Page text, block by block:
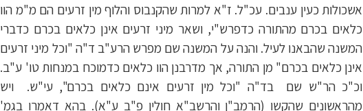
אשכולות כעין ענבים. עכ"ל. ז"א למרות שהקנבוס והלוף מין זרעים הם מ"מ הוו
כלאים בכרם מהתורה כדפרש"י, ושאר מיני זרעים אינן כלאים בכרם כדברי
המשנה שהבאנו לעיל. והנה על המשנה שם מפרש הרע"ב ד"ה "וכל מיני זרעים
אינן כלאים בכרם" מן התורה, אך מדרבנן הוו כלאים כדמוכח במנחות טו' ע"ב.
וכ"כ הר"ש שם בד"ה "וכל מין זרעים אינם כלאים בכרם", עי"ש. ויש
מהראשונים שהקשו (הרמב"ן והרשב"א חולין פ"ב ע"א). בהא דאמרו בגמ'